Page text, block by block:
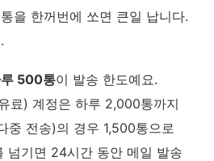
을 한꺼번에 쏘면 큰일 납니다.
500통이 발송 한도예요.
료) 계정은 하루 2,000통까지
중 전송)의 경우 1,500통으로
넘기면 24시간 동안 메일 발송